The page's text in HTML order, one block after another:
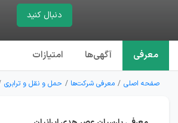
دنبال کنید
معرفی آگهی‌ها امتیازات
صفحه اصلی معرفی شرکت‌ها حمل و نقل و ترابری